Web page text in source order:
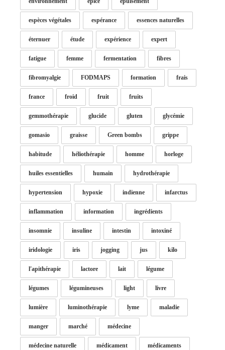
espèces végétales espérance essences naturelles
éternuer étude expérience expert
fatigue femme fermentation fibres
fibromyalgie FODMAPS formation frais
france froid fruit fruits
gemmothérapie glucide gluten glycémie
gomasio graisse Green bombs grippe
habitude héliothérapie homme horloge
huiles essentielles humain hydrothérapie
hypertension hypoxie indienne infarctus
inflammation information ingrédients
insomnie insuline intestin intoxiné
iridologie iris jogging jus kilo
l'apithérapie lactore lait légume
légumes légumineuses light livre
lumière luminothérapie lyme maladie
manger marché médecine
médecine naturelle médicament médicaments